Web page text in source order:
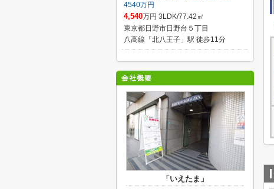
4540万円
4,540万円 3LDK/77.42㎡
東京都日野市日野台５丁目
八高線「北八王子」駅 徒歩11分
「いえたま」